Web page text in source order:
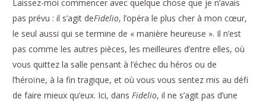
Laissez-moi commencer avec quelque chose que je n’avais
pas prévu : il s’agit deFidelio, l’opéra le plus cher à mon cœur,
le seul aussi qui se termine de « manière heureuse ». Il n’est
pas comme les autres pièces, les meilleures d’entre elles, où
vous quittez la salle pensant à l’échec du héros ou de
l’héroïne, à la fin tragique, et où vous vous sentez mis au défi
de faire mieux qu’eux. Ici, dans Fidelio, il ne s’agit pas d’une